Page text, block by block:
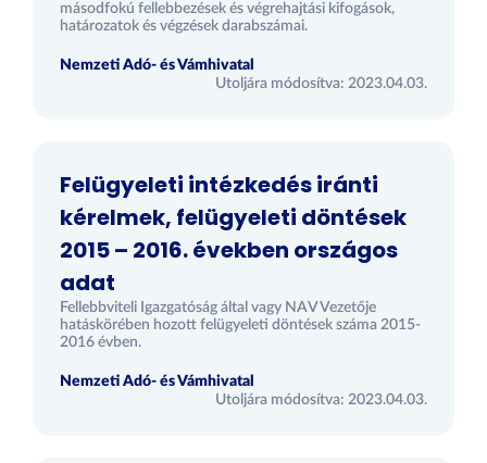
másodfokú fellebbezések és végrehajtási kifogások,
határozatok és végzések darabszámai.
Nemzeti Adó- és Vámhivatal
Utoljára módosítva: 2023.04.03.
Felügyeleti intézkedés iránti
kérelmek, felügyeleti döntések
2015 – 2016. években országos
adat
Fellebbviteli Igazgatóság által vagy NAV Vezetője
hatáskörében hozott felügyeleti döntések száma 2015-
2016 évben.
Nemzeti Adó- és Vámhivatal
Utoljára módosítva: 2023.04.03.